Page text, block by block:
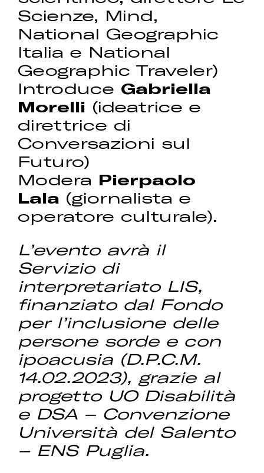
Scienze, Mind,
National Geographic
Italia e National
Geographic Traveler)
Introduce Gabriella
Morelli (ideatrice e
direttrice di
Conversazioni sul
Futuro)
Modera Pierpaolo
Lala (giornalista e
operatore culturale).
L’evento avrà il
Servizio di
interpretariato LIS,
finanziato dal Fondo
per l’inclusione delle
persone sorde e con
ipoacusia (D.P.C.M.
14.02.2023), grazie al
progetto UO Disabilità
e DSA – Convenzione
Università del Salento
– ENS Puglia.